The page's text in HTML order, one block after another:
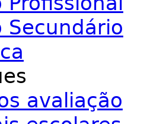
Secundário
avaliação